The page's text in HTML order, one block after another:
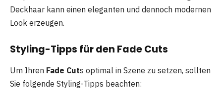
Deckhaar kann einen eleganten und dennoch modernen
Look erzeugen.
Styling-Tipps für den Fade Cuts
Um Ihren Fade Cuts optimal in Szene zu setzen, sollten
Sie folgende Styling-Tipps beachten: